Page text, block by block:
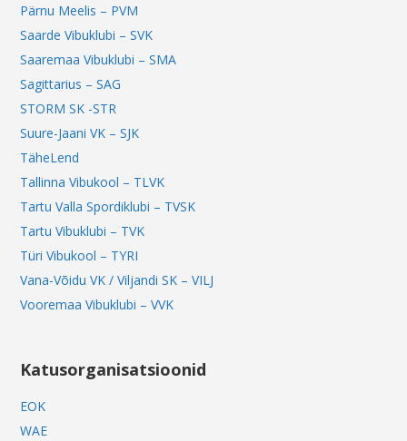
Pärnu Meelis – PVM
Saarde Vibuklubi – SVK
Saaremaa Vibuklubi – SMA
Sagittarius – SAG
STORM SK -STR
Suure-Jaani VK – SJK
TäheLend
Tallinna Vibukool – TLVK
Tartu Valla Spordiklubi – TVSK
Tartu Vibuklubi – TVK
Türi Vibukool – TYRI
Vana-Võidu VK / Viljandi SK – VILJ
Vooremaa Vibuklubi – VVK
Katusorganisatsioonid
EOK
WAE